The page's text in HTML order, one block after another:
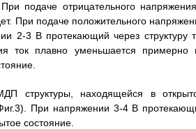
подаче отрицательного
При подаче положительного
2-3 В протекающий через структуру
ток плавно уменьшается примерно
структуры, находящейся в
При напряжении 3-4 В
состояние.